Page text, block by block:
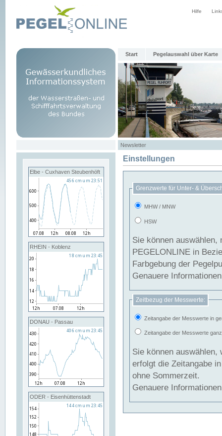
Hilfe
Start Pegelauswahl über Karte
Newsletter
Elbe - Cuxhaven Steubenhöft
RHEIN - Koblenz
DONAU - Passau
ODER - Eisenhüttenstadt
Einstellungen
Grenzwerte für Unter- &
MHW / MNW
HSW
Sie können
PEGELONLINE in Beziehung
Farbgebung der
Genauere
Zeitbezug der Messwerte:
Zeitangabe der Messwerte in
Zeitangabe der Messwerte
Sie können auswählen,
erfolgt die Zeitangabe
ohne Sommerzeit.
Genauere